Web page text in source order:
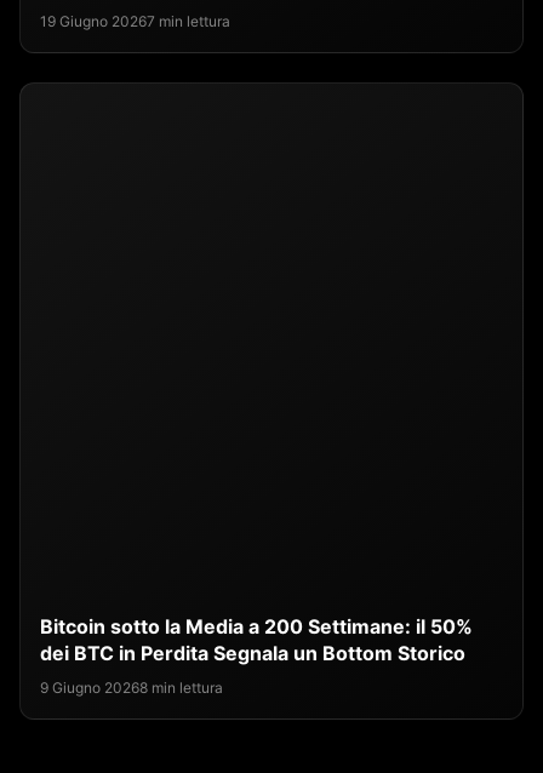
19 Giugno 20267 min lettura
Bitcoin sotto la Media a 200 Settimane: il 50%
dei BTC in Perdita Segnala un Bottom Storico
9 Giugno 20268 min lettura